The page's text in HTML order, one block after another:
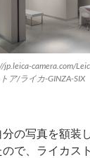
camera.com/
ア/ライカ-GINZA-SIX
分の写真を額装
で、ライカス